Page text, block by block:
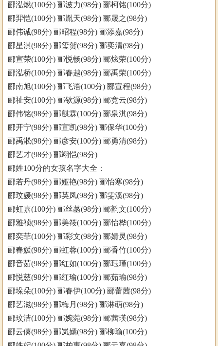
郦泓燃(100分) 郦波力(98分) 郦柯铭(100分)
郦羿恺(100分) 郦胤天(98分) 郦晟之(98分)
郦伟诚(98分) 郦昭程(98分) 郦添嘉(98分)
郦星淇(98分) 郦玺贺(98分) 郦奕清(98分)
郦宣荣(100分) 郦悦畅(98分) 郦炫荣(100分)
郦泓桥(100分) 郦春越(98分) 郦禹荣(100分)
郦南旭(100分) 郦飞语(100分) 郦宣程(98分)
郦祉安(100分) 郦钦源(98分) 郦竞云(98分)
郦伟铭(98分) 郦麒霖(100分) 郦泉淇(98分)
郦开宁(98分) 郦宣凯(98分) 郦保华(100分)
郦禹淞(98分) 郦彦安(100分) 郦勇清(98分)
郦艺才(98分) 郦翊恺(98分)
郦姓100分的女孩名字大全：
郦若丹(98分) 郦娅艳(98分) 郦怡寒(98分)
郦玟媛(98分) 郦英凤(98分) 郦雯溪(98分)
郦虹嘉(100分) 郦丝菡(98分) 郦韵文(100分)
郦雅祯(98分) 郦美筱(100分) 郦怡桦(100分)
郦奕菲(100分) 郦彩文(98分) 郦婧灵(98分)
郦春媛(98分) 郦虹蓉(100分) 郦香竹(100分)
郦音茹(98分) 郦红如(100分) 郦珏瑾(100分)
郦悦慈(98分) 郦红瑜(100分) 郦茹瑜(98分)
郦垛朵(100分) 郦春伊(100分) 郦蕾茜(98分)
郦艺滋(98分) 郦梅月(98分) 郦淋萌(98分)
郦玟洁(100分) 郦婉菀(98分) 郦茜瑛(98分)
郦云僖(98分) 郦岚嫣(98分) 郦柳瑜(100分)